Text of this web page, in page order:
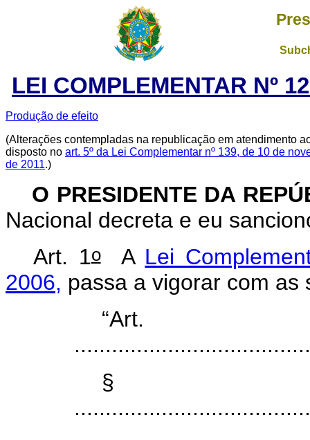
LEI COMPLEMENTAR Nº
Produção de efeito
(Alterações contempladas na republicação em atendimento
disposto no art. 5º da Lei Complementar nº 139, de 10 de
de 2011.)
O PRESIDENTE DA
Nacional decreta e eu
Art. 1oA Lei
2006, passa a vigorar com